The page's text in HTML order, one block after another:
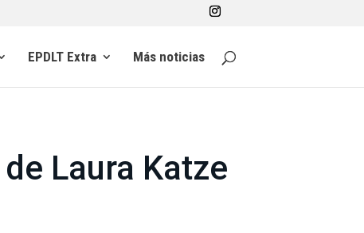
EPDLT Extra Más noticias
Laura Katze